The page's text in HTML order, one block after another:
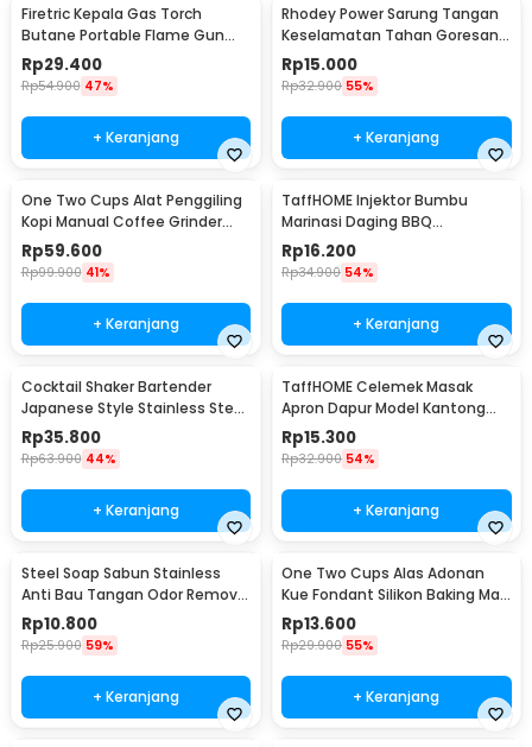
Firetric Kepala Gas Torch
Butane Portable Flame Gun
Adjustable - 807
Rp29.400
Rp54.900 47%
+ Keranjang
Rhodey Power Sarung Tangan
Keselamatan Tahan Goresan
Pisau - EN388
Rp15.000
Rp32.900 55%
+ Keranjang
One Two Cups Alat Penggiling
Kopi Manual Coffee Grinder
Portable - WFCG9800
Rp59.600
Rp99.900 41%
+ Keranjang
TaffHOME Injektor Bumbu
Marinasi Daging BBQ
Seasoning Injector - HC117
Rp16.200
Rp34.900 54%
+ Keranjang
Cocktail Shaker Bartender
Japanese Style Stainless Steel
200ml
Rp35.800
Rp63.900 44%
+ Keranjang
TaffHOME Celemek Masak
Apron Dapur Model Kantong
Pola Spatula - JJ41
Rp15.300
Rp32.900 54%
+ Keranjang
Steel Soap Sabun Stainless
Anti Bau Tangan Odor Remove
- HW071
Rp10.800
Rp25.900 59%
+ Keranjang
One Two Cups Alas Adonan
Kue Fondant Silikon Baking Mat
Anti Slip - JJ3873
Rp13.600
Rp29.900 55%
+ Keranjang